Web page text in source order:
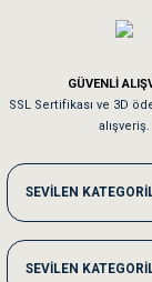
Kedilerim
Me***** Ya******
Akşam verdiğim
Ka***** Ar******
GÜVENLİ
SSL Sertifikası ve 3D
alışveriş.
SEVİLEN
SEVİLEN